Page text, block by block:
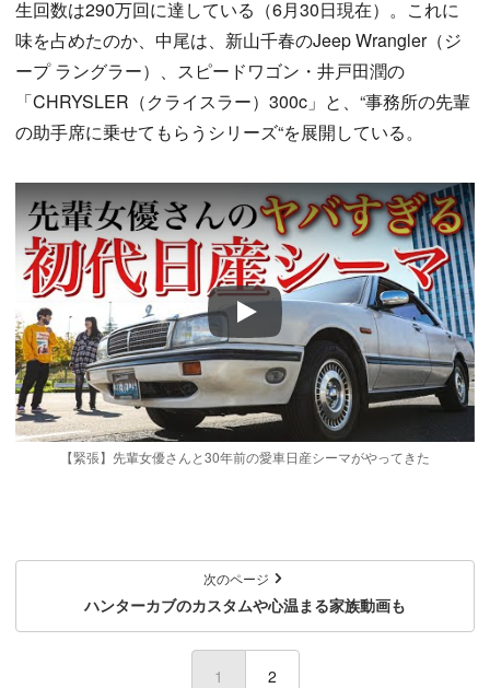
生回数は290万回に達している（6月30日現在）。これに
味を占めたのか、中尾は、新山千春のJeep Wrangler（ジ
ープ ラングラー）、スピードワゴン・井戸田潤の
「CHRYSLER（クライスラー）300c」と、“事務所の先輩
の助手席に乗せてもらうシリーズ“を展開している。
Play
【緊張】先輩女優さんと30年前の愛車日産シーマがやってきた
次のページ
ハンターカブのカスタムや心温まる家族動画も
1 (current)
2